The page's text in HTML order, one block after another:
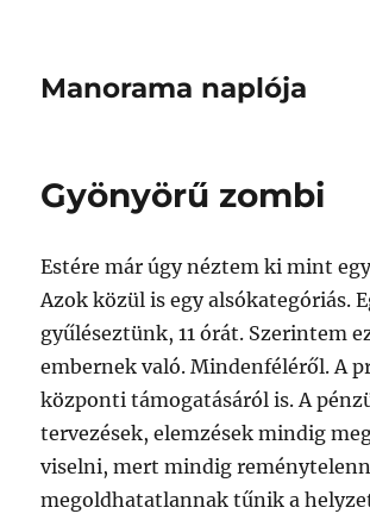
Manorama naplója
Gyönyörű zombi
Estére már úgy néztem ki mint
Azok közül is egy alsókategóriás.
gyűléseztünk, 11 órát. Szerintem
embernek való. Mindenféléről. A
központi támogatásáról is. A
tervezések, elemzések mindig
viselni, mert mindig
megoldhatatlannak tűnik a